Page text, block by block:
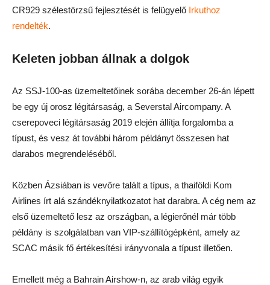
CR929 szélestörzsű fejlesztését is felügyelő Irkuthoz
rendelték.
Keleten jobban állnak a dolgok
Az SSJ-100-as üzemeltetőinek sorába december 26-án lépett
be egy új orosz légitársaság, a Severstal Aircompany. A
cserepoveci légitársaság 2019 elején állítja forgalomba a
típust, és vesz át további három példányt összesen hat
darabos megrendeléséből.
Közben Ázsiában is vevőre talált a típus, a thaiföldi Kom
Airlines írt alá szándéknyilatkozatot hat darabra. A cég nem az
első üzemeltető lesz az országban, a légierőnél már több
példány is szolgálatban van VIP-szállítógépként, amely az
SCAC másik fő értékesítési irányvonala a típust illetően.
Emellett még a Bahrain Airshow-n, az arab világ egyik